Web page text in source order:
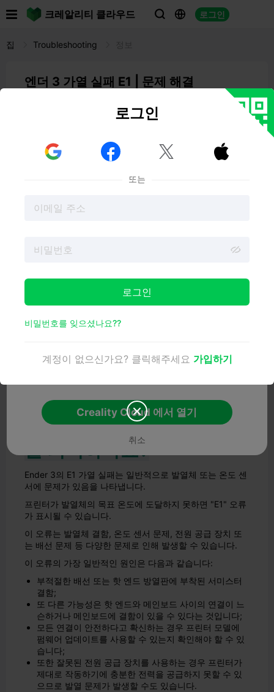
크레알리티 클라우드   로그인
집 Troubleshooting
엔더 3 가열 실패 E1 | 문제 해결
08:22 05-29-2025
계이지만 몇 가지 기술적 문제가 발생할 수 있습니다. 가장
일반적인 오류 중 하나는 E1 오류 코드와 함께 "가열 실
표에 도달하지 못했으므로 해결해야 함을 의미합니다.
엔더 3 가열 실패 E1
문제를 해결하는 방법을 알면 앞으로
엔더 3 가열 실패 E1은 무엇
을 의미하나요?
Ender 3의 E1 가열 실패는 일반적으로 발열체 또는 온도 센
서에 문제가 있음을 나타냅니다.
프린터가 발열체의 목표 온도에 도달하지 못하면 "E1" 오류
가 표시될 수 있습니다.
이 오류는 발열체 결함, 온도 센서 문제, 전원 공급 장치 또
는 배선 문제 등 다양한 문제로 인해 발생할 수 있습니다.
이 오류의 가장 일반적인 원인은 다음과 같습니다:
부적절한 배선 또는 핫 엔드 방열판에 부착된 서미스터
결함;
또 다른 가능성은 핫 엔드와 메인보드 사이의 연결이 느
슨하거나 메인보드에 결함이 있을 수 있다는 것입니다;
모든 연결이 안전하다고 확신하는 경우 프린터 모델에
펌웨어 업데이트를 사용할 수 있는지 확인해야 할 수 있
습니다;
또한 잘못된 전원 공급 장치를 사용하는 경우 프린터가
제대로 작동하기에 충분한 전력을 공급하지 못할 수 있
으므로 발열 문제가 발생할 수도 있습니다.

로그인
  
또는
로그인
비밀번호를 잊으셨나요??
계정이 없으신가요? 클릭해주세요 가입하기

클릭 프린팅을 즐겨보세요. 모델과 상호작용하여 독점 포인트
를 적립하고, Creality Cloud 앱에서만 만날 수 있는 더 많은 깜
Creality Cloud 에서 열기
취소